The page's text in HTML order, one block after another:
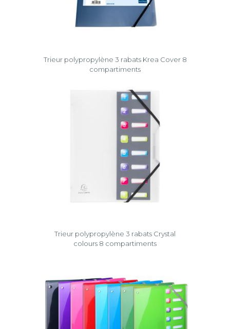
Trieur polypropylène 3 rabats Krea Cover 8
compartiments
Trieur polypropylène 3 rabats Crystal
colours 8 compartiments